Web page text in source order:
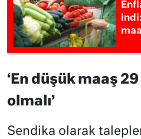
‘En düşük maaş
olmalı’
Sendika olarak